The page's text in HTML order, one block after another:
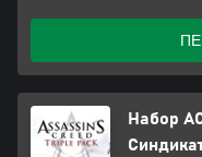
Набор